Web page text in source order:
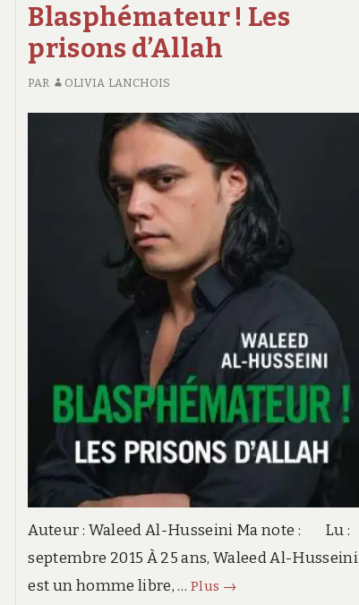
Blasphémateur ! Les
prisons d’Allah
PAR OLIVIA LANCHOIS
Auteur : Waleed Al-Husseini Ma note : Lu :
septembre 2015 À 25 ans, Waleed Al-Husseini
est un homme libre, … Plus Blasphémateur
→